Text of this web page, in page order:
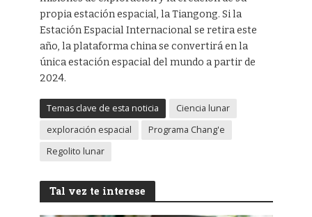
propia estación espacial, la Tiangong. Si la
Estación Espacial Internacional se retira este
año, la plataforma china se convertirá en la
única estación espacial del mundo a partir de
2024.
Temas clave de esta noticia
Ciencia lunar
exploración espacial
Programa Chang'e
Regolito lunar
Tal vez te interese